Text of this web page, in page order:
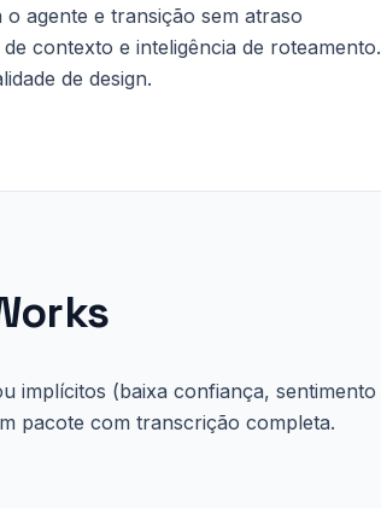
agente e transição sem atraso
contexto e inteligência de roteamento.
de design.
implícitos (baixa confiança, sentimento
pacote com transcrição completa.